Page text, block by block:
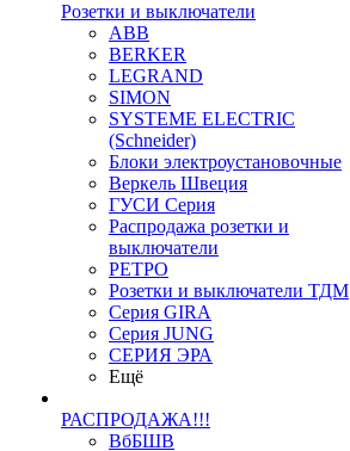
Розетки и выключатели
ABB
BERKER
LEGRAND
SIMON
SYSTEME ELECTRIC
(Schneider)
Блоки электроустановочные
Веркель Швеция
ГУСИ Серия
Распродажа розетки и
выключатели
РЕТРО
Розетки и выключатели ТДМ
Серия GIRA
Серия JUNG
СЕРИЯ ЭРА
Ещё
РАСПРОДАЖА!!!
ВбБШВ